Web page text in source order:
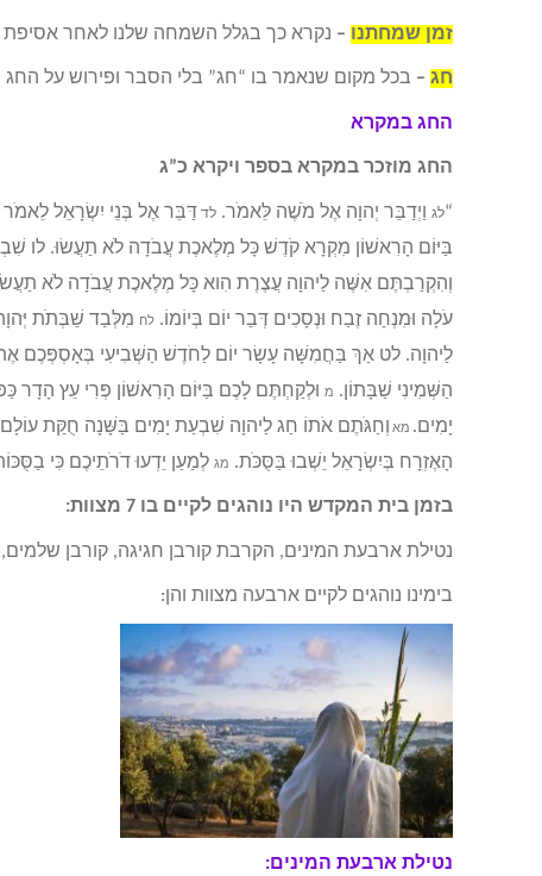
זמן שמחתנו – נקרא כך בגלל השמחה שלנו לאחר
חג – בכל מקום שנאמר בו “חג” בלי הסבר ופירוש על החג
החג במקרא
החג מוזכר במקרא בספר ויקרא כ”ג
“לג וַיְדַבֵּר יְהוָה אֶל מֹשֶׁה לֵּאמֹר. לד דַּבֵּר אֶל בְּנֵי יִשְׂרָאֵל
בַּיּוֹם הָרִאשׁוֹן מִקְרָא קֹדֶשׁ כָּל מְלֶאכֶת עֲבֹדָה לֹא תַעֲשׂוּ. לו
וְהִקְרַבְתֶּם אִשֶּׁה לַיהוָה עֲצֶרֶת הִוא כָּל מְלֶאכֶת עֲבֹדָה לֹא
עֹלָה וּמִנְחָה זֶבַח וּנְסָכִים דְּבַר יוֹם בְּיוֹמוֹ. לח
מִלְּבַד שַׁבְּתֹת
לַיהוָה. לט אַךְ בַּחֲמִשָּׁה עָשָׂר יוֹם לַחֹדֶשׁ הַשְּׁבִיעִי בְּאָסְפְּכֶם אֶת
הַשְּׁמִינִי שַׁבָּתוֹן. מ וּלְקַחְתֶּם לָכֶם בַּיּוֹם הָרִאשׁוֹן פְּרִי עֵץ הָדָר
יָמִים. מא וְחַגֹּתֶם אֹתוֹ חַג לַיהוָה שִׁבְעַת יָמִים בַּשָּׁנָה חֻקַּת
הָאֶזְרָח בְּיִשְׂרָאֵל יֵשְׁבוּ בַּסֻּכֹּת. מג לְמַעַן יֵדְעוּ דֹרֹתֵיכֶם כִּי
בזמן בית המקדש היו נוהגים לקיים בו 7 מצוות:
נטילת ארבעת המינים, הקרבת קורבן חגיגה, קורבן
בימינו נוהגים לקיים ארבעה מצוות והן:
נטילת ארבעת המינים: